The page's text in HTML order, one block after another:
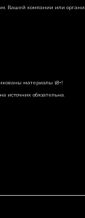
Вашей компании или
материалы 18+!
источник обязательна.